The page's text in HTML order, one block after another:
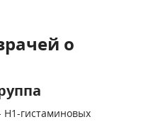
о
H1-гистаминовых